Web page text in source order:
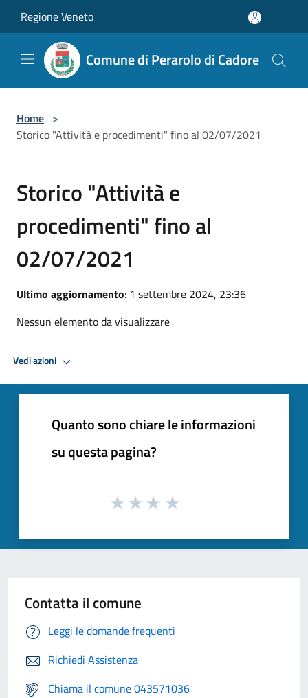
Regione Veneto
Comune di Perarolo di Cadore
Home >
Storico "Attività e procedimenti" fino al 02/07/2021
Storico "Attività e
procedimenti" fino al
02/07/2021
Ultimo aggiornamento: 1 settembre 2024, 23:36
Nessun elemento da visualizzare
Vedi azioni
Quanto sono chiare le informazioni
su questa pagina?
Contatta il comune
Leggi le domande frequenti
Richiedi Assistenza
Chiama il comune 043571036